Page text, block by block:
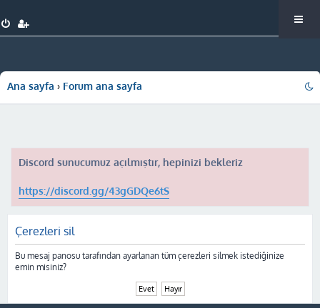
Ana sayfa Forum ana sayfa
Discord sunucumuz açılmıştır, hepinizi bekleriz
https://discord.gg/43gGDQe6tS
Çerezleri sil
Bu mesaj panosu tarafından ayarlanan tüm çerezleri silmek istediğinize
emin misiniz?